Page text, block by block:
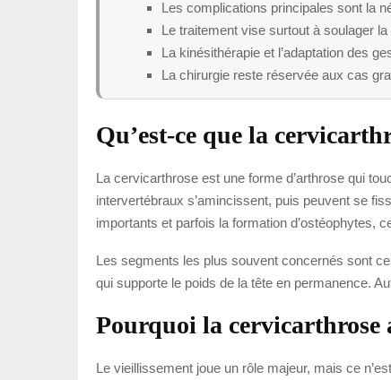
Les complications principales sont la
Le traitement vise surtout à soulager
La kinésithérapie et l’adaptation des
La chirurgie reste réservée aux cas
Qu’est-ce que la
La cervicarthrose est une forme d’arthrose qui
intervertébraux s’amincissent, puis peuvent se
importants et parfois la formation d’ostéophytes,
Les segments les plus souvent concernés sont
qui supporte le poids de la tête en permanence.
Pourquoi la cervicarthrose
Le vieillissement joue un rôle majeur, mais ce